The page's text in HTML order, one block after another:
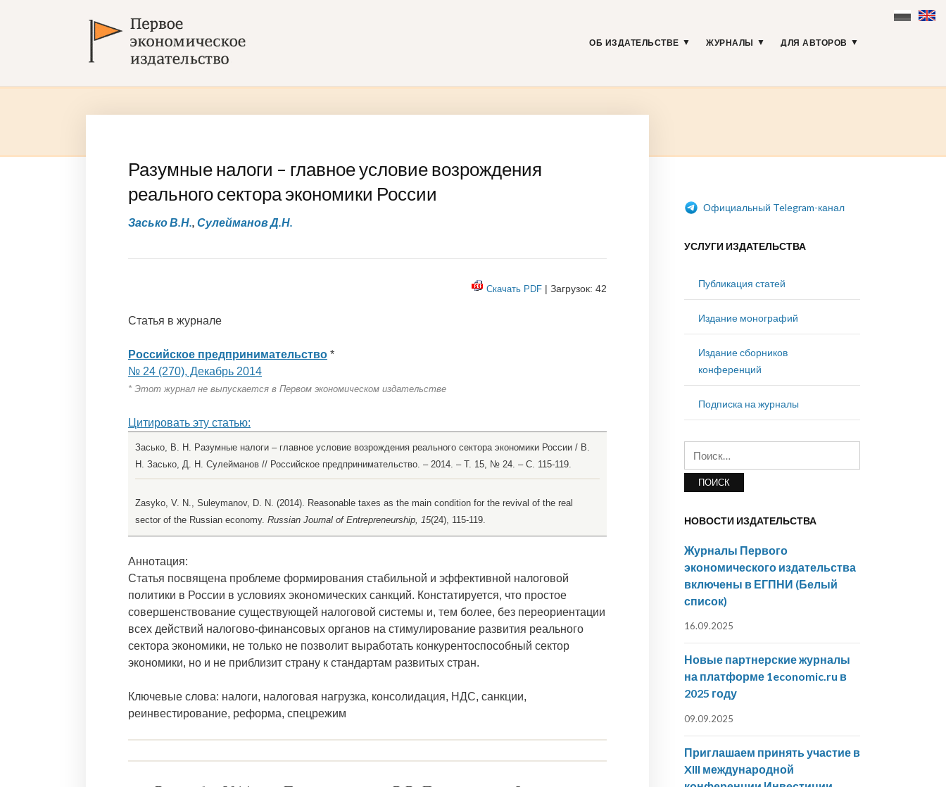
ОБ ИЗДАТЕЛЬСТВЕ ЖУРНАЛЫ ДЛЯ АВТОРОВ
Разумные налоги – главное условие возрождения
реального сектора экономики России
Засько В.Н., Сулейманов Д.Н.
Скачать PDF | Загрузок: 42
Статья в журнале
Российское предпринимательство *
№ 24 (270), Декабрь 2014
* Этот журнал не выпускается в Первом экономическом издательстве
Цитировать эту статью:
Засько, В. Н. Разумные налоги – главное условие возрождения реального сектора экономики России / В.
Н. Засько, Д. Н. Сулейманов // Российское предпринимательство. – 2014. – Т. 15, № 24. – С. 115-119.
Zasyko, V. N., Suleymanov, D. N. (2014). Reasonable taxes as the main condition for the revival of the real
sector of the Russian economy. Russian Journal of Entrepreneurship, 15(24), 115-119.
Аннотация:
Статья посвящена проблеме формирования стабильной и эффективной налоговой
политики в России в условиях экономических санкций. Констатируется, что простое
совершенствование существующей налоговой системы и, тем более, без переориентации
всех действий налогово-финансовых органов на стимулирование развития реального
сектора экономики, не только не позволит выработать конкурентоспособный сектор
экономики, но и не приблизит страну к стандартам развитых стран.
Ключевые слова: налоги, налоговая нагрузка, консолидация, НДС, санкции,
реинвестирование, реформа, спецрежим
Официальный Telegram-канал
УСЛУГИ ИЗДАТЕЛЬСТВА
Публикация статей
Издание монографий
Издание сборников
конференций
Подписка на журналы
НОВОСТИ ИЗДАТЕЛЬСТВА
Журналы Первого
экономического издательства
включены в ЕГПНИ (Белый
список)
16.09.2025
Новые партнерские журналы
на платформе 1economic.ru в
2025 году
09.09.2025
Приглашаем принять участие в
XIII международной